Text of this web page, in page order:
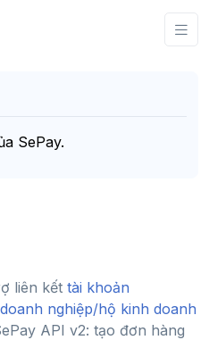
SePay.
liên kết tài khoản
nghiệp/hộ kinh doanh
API v2: tạo đơn hàng